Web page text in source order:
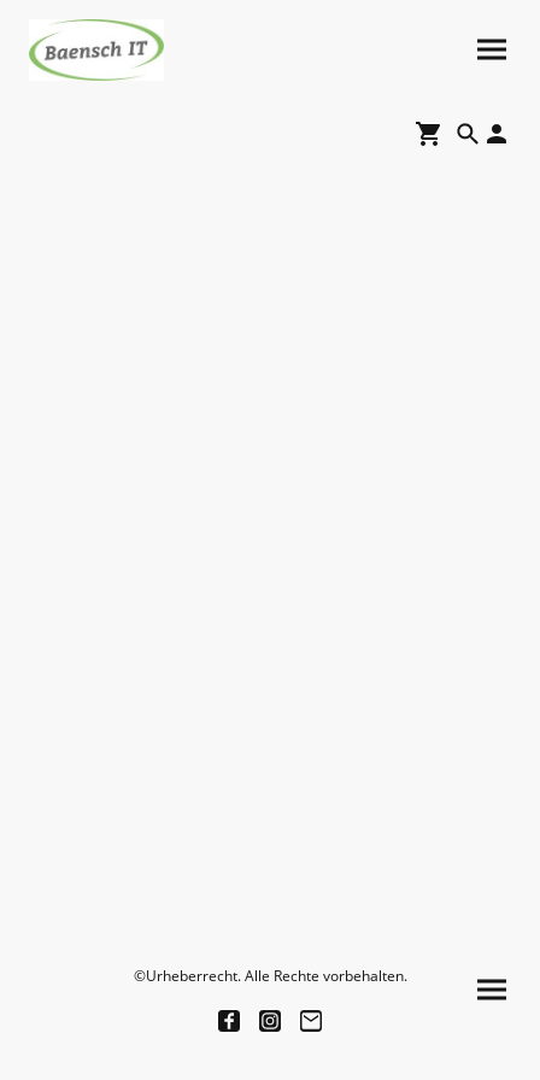
©Urheberrecht. Alle Rechte vorbehalten.